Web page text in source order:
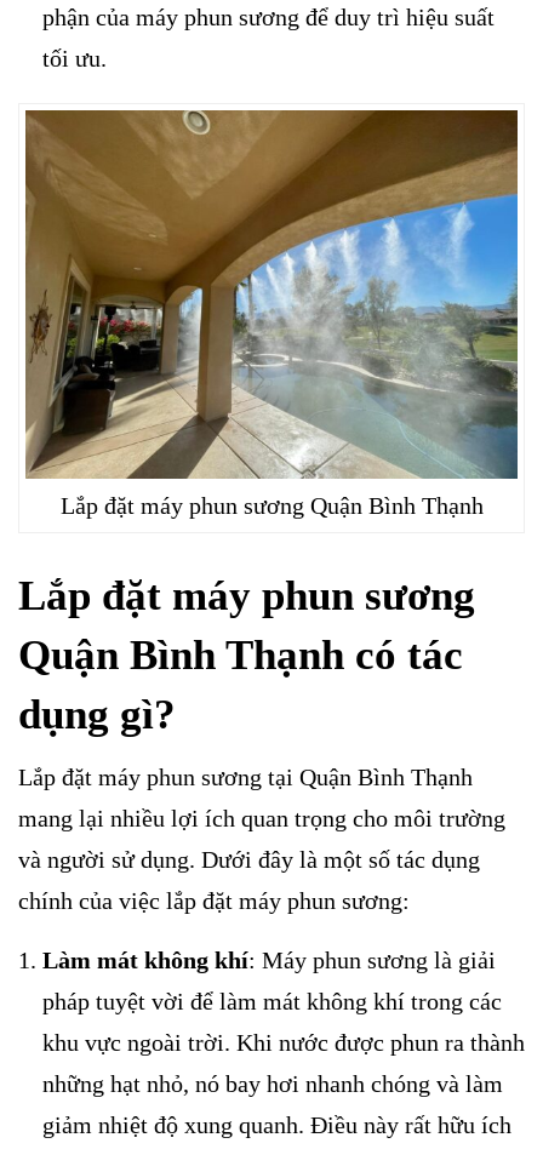
phận của máy phun sương để duy trì hiệu suất
tối ưu.
Lắp đặt máy phun sương Quận Bình Thạnh
Lắp đặt máy phun sương
Quận Bình Thạnh có tác
dụng gì?
Lắp đặt máy phun sương tại Quận Bình Thạnh
mang lại nhiều lợi ích quan trọng cho môi trường
và người sử dụng. Dưới đây là một số tác dụng
chính của việc lắp đặt máy phun sương:
Làm mát không khí: Máy phun sương là giải
pháp tuyệt vời để làm mát không khí trong các
khu vực ngoài trời. Khi nước được phun ra thành
những hạt nhỏ, nó bay hơi nhanh chóng và làm
giảm nhiệt độ xung quanh. Điều này rất hữu ích